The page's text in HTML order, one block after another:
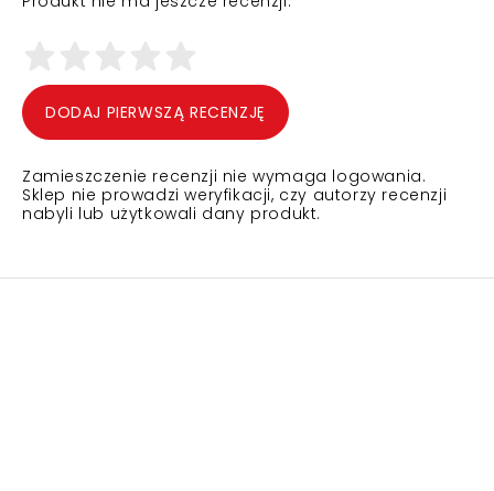
DODAJ PIERWSZĄ RECENZJĘ
Zamieszczenie recenzji nie wymaga logowania.
Sklep nie prowadzi weryfikacji, czy autorzy recenzji
nabyli lub użytkowali dany produkt.